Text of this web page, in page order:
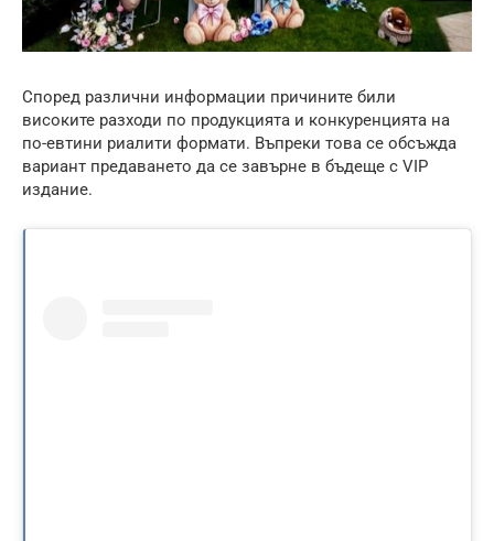
Според различни информации причините били
високите разходи по продукцията и конкуренцията на
по-евтини риалити формати. Въпреки това се обсъжда
вариант предаването да се завърне в бъдеще с VIP
издание.